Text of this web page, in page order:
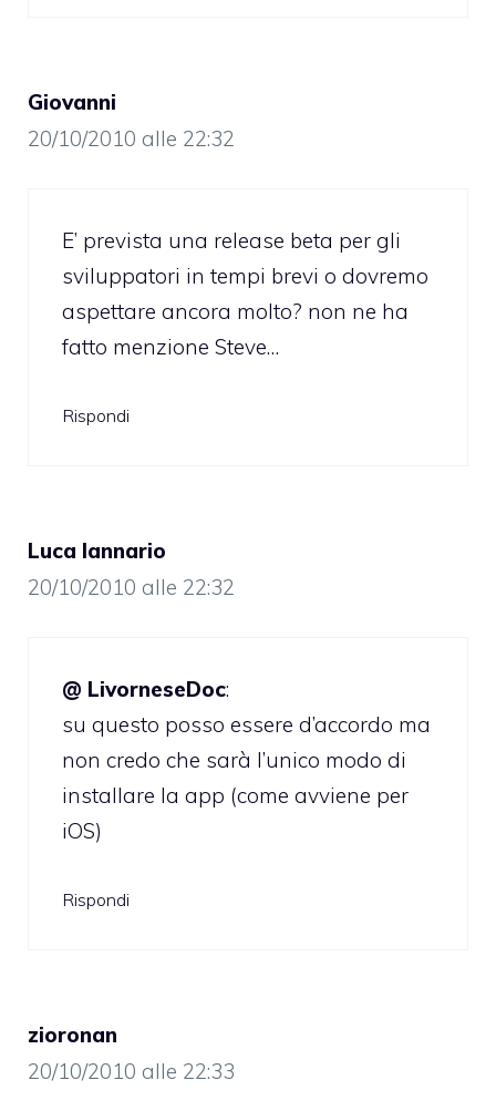
Giovanni
20/10/2010 alle 22:32
E’ prevista una release beta per gli
sviluppatori in tempi brevi o dovremo
aspettare ancora molto? non ne ha
fatto menzione Steve…
Rispondi
Luca Iannario
20/10/2010 alle 22:32
@ LivorneseDoc:
su questo posso essere d’accordo ma
non credo che sarà l’unico modo di
installare la app (come avviene per
iOS)
Rispondi
zioronan
20/10/2010 alle 22:33